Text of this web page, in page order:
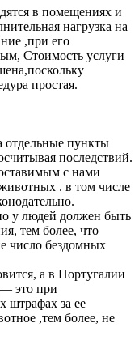
в помещениях и
нагрузка на
,при его
Стоимость услуги
простая.
отдельные пункты
последствий.
с нами
. в том числе
у людей должен быть
тем более, что
число бездомных
а в Португалии
это при
штрафах за ее
,тем более, не